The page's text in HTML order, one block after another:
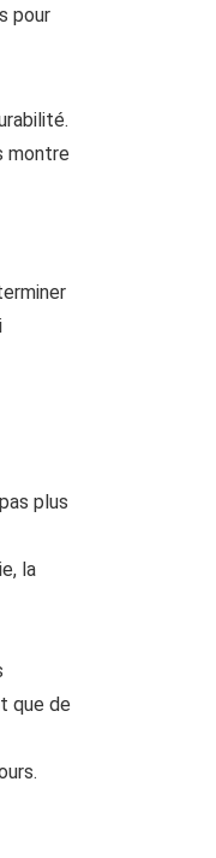
pour
montre
plus
la
que de